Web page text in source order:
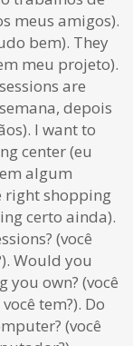
meus amigos).
bem). They
meu projeto).
are
depois
I want to
center (eu
algum
right shopping
certo ainda).
(você
Would you
you own? (você
tem?). Do
(você